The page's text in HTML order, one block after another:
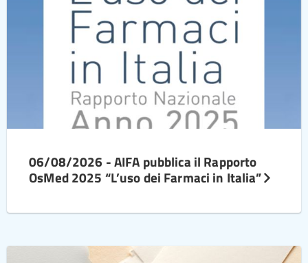
06/08/2026 - AIFA pubblica il Rapporto
OsMed 2025 “L’uso dei Farmaci in Italia”